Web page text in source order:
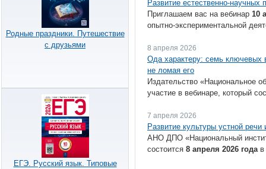
Родные праздники. Путешествие
с друзьями
ЕГЭ. Русский язык. Типовые
Развитие естественно-
Приглашаем вас на вебинар 10
опытно-экспериментальной
8 апреля 2026
Ода характеру: семь ключевых
не ломая его
Издательство «Национальное
участие в вебинаре, который
7 апреля 2026
Развитие культуры устной речи
АНО ДПО «Национальный
состоится 8 апреля 2026 годав